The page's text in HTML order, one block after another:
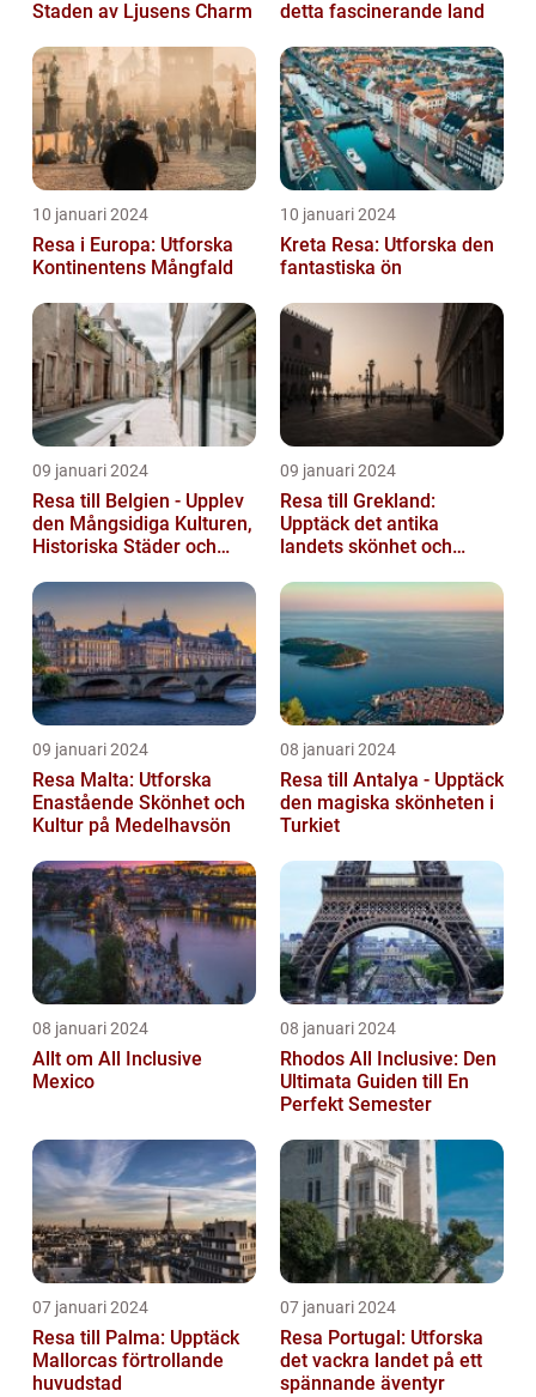
Staden av Ljusens Charm
detta fascinerande land
10 januari 2024
Resa i Europa: Utforska
Kontinentens Mångfald
10 januari 2024
Kreta Resa: Utforska den
fantastiska ön
09 januari 2024
Resa till Belgien - Upplev
den Mångsidiga Kulturen,
Historiska Städer och
09 januari 2024
Resa till Grekland:
Upptäck det antika
landets skönhet och
09 januari 2024
Resa Malta: Utforska
Enastående Skönhet och
Kultur på Medelhavsön
08 januari 2024
Resa till Antalya - Upptäck
den magiska skönheten i
Turkiet
08 januari 2024
Allt om All Inclusive
Mexico
08 januari 2024
Rhodos All Inclusive: Den
Ultimata Guiden till En
Perfekt Semester
07 januari 2024
Resa till Palma: Upptäck
Mallorcas förtrollande
huvudstad
07 januari 2024
Resa Portugal: Utforska
det vackra landet på ett
spännande äventyr